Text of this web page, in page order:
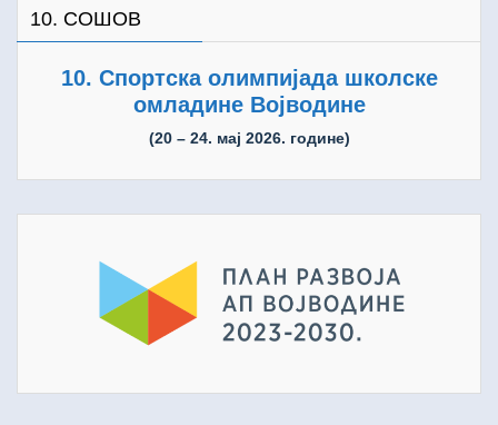
10. СОШОВ
10. Спортска олимпијада школске
омладине Војводине
(20 – 24. мај 2026. године)